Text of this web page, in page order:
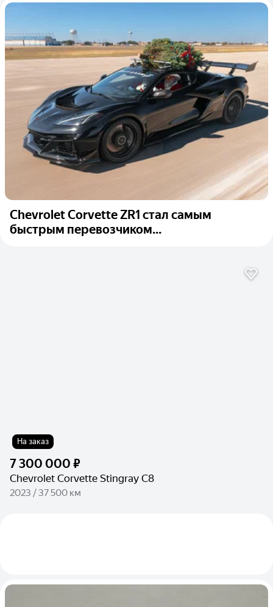
Chevrolet Corvette ZR1 стал самым
быстрым перевозчиком...
На заказ
7 300 000 ₽
Chevrolet Corvette Stingray C8
2023 / 37 500 км